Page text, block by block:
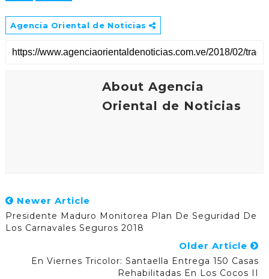
Agencia Oriental de Noticias
About Agencia
Oriental de Noticias
Newer Article
Presidente Maduro Monitorea Plan De Seguridad De
Los Carnavales Seguros 2018
Older Article
En Viernes Tricolor: Santaella Entrega 150 Casas
Rehabilitadas En Los Cocos II